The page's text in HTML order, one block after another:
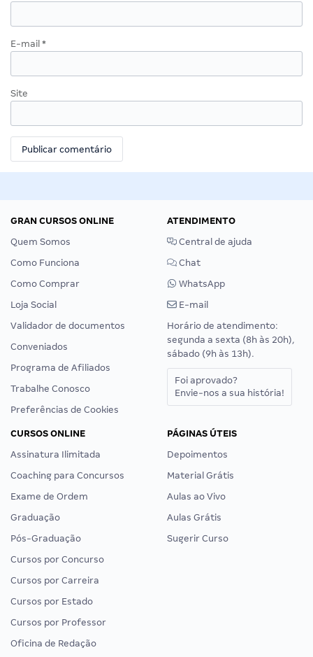
E-mail *
Site
GRAN CURSOS ONLINE
Quem Somos
Como Funciona
Como Comprar
Loja Social
Validador de documentos
Conveniados
Programa de Afiliados
Trabalhe Conosco
Preferências de Cookies
ATENDIMENTO
Central de ajuda
Chat
WhatsApp
E-mail
Horário de atendimento:
segunda a sexta (8h às 20h),
sábado (9h às 13h).
Foi aprovado?
Envie-nos a sua história!
CURSOS ONLINE
Assinatura Ilimitada
Coaching para Concursos
Exame de Ordem
Graduação
Pós-Graduação
Cursos por Concurso
Cursos por Carreira
Cursos por Estado
Cursos por Professor
Oficina de Redação
PÁGINAS ÚTEIS
Depoimentos
Material Grátis
Aulas ao Vivo
Aulas Grátis
Sugerir Curso